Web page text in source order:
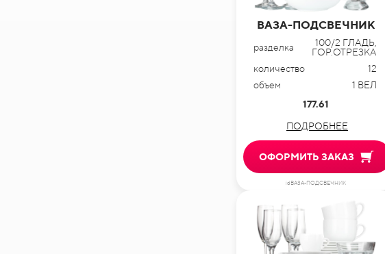
ВАЗА-ПОДСВЕЧНИК
разделка
100/2 ГЛАДЬ,
ГОР.ОТРЕЗКА
количество
12
объем
1 ВЕЛ
177.61
ПОДРОБНЕЕ
ОФОРМИТЬ ЗАКАЗ
idВАЗА-ПОДСВЕЧНИК